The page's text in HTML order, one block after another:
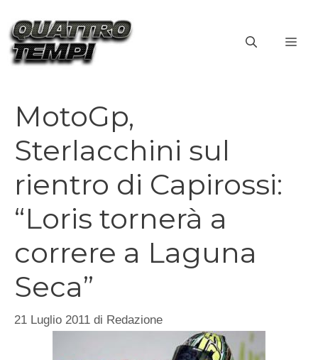
contenuto
MotoGp,
Sterlacchini sul
rientro di Capirossi:
“Loris tornerà a
correre a Laguna
Seca”
21 Luglio 2011 di Redazione